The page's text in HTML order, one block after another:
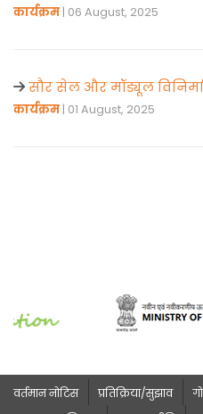
कार्यक्रम | 06 August, 2025
सौर सेल और मॉड्यूल
कार्यक्रम | 01 August, 2025
वर्तमान नोटिस प्रतिक्रिया/सुझाव